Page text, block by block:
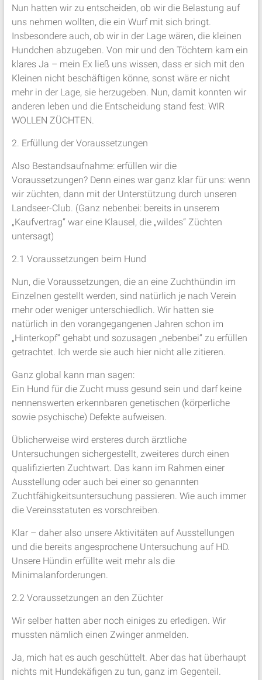
Nun hatten wir zu entscheiden, ob wir die Belastung auf
uns nehmen wollten, die ein Wurf mit sich bringt.
Insbesondere auch, ob wir in der Lage wären, die kleinen
Hundchen abzugeben. Von mir und den Töchtern kam ein
klares Ja – mein Ex ließ uns wissen, dass er sich mit den
Kleinen nicht beschäftigen könne, sonst wäre er nicht
mehr in der Lage, sie herzugeben. Nun, damit konnten wir
anderen leben und die Entscheidung stand fest: WIR
WOLLEN ZÜCHTEN.
2. Erfüllung der Voraussetzungen
Also Bestandsaufnahme: erfüllen wir die
Voraussetzungen? Denn eines war ganz klar für uns: wenn
wir züchten, dann mit der Unterstützung durch unseren
Landseer-Club. (Ganz nebenbei: bereits in unserem
„Kaufvertrag“ war eine Klausel, die „wildes“ Züchten
untersagt)
2.1 Voraussetzungen beim Hund
Nun, die Voraussetzungen, die an eine Zuchthündin im
Einzelnen gestellt werden, sind natürlich je nach Verein
mehr oder weniger unterschiedlich. Wir hatten sie
natürlich in den vorangegangenen Jahren schon im
„Hinterkopf“ gehabt und sozusagen „nebenbei“ zu erfüllen
getrachtet. Ich werde sie auch hier nicht alle zitieren.
Ganz global kann man sagen:
Ein Hund für die Zucht muss gesund sein und darf keine
nennenswerten erkennbaren genetischen (körperliche
sowie psychische) Defekte aufweisen.
Üblicherweise wird ersteres durch ärztliche
Untersuchungen sichergestellt, zweiteres durch einen
qualifizierten Zuchtwart. Das kann im Rahmen einer
Ausstellung oder auch bei einer so genannten
Zuchtfähigkeitsuntersuchung passieren. Wie auch immer
die Vereinsstatuten es vorschreiben.
Klar – daher also unsere Aktivitäten auf Ausstellungen
und die bereits angesprochene Untersuchung auf HD.
Unsere Hündin erfüllte weit mehr als die
Minimalanforderungen.
2.2 Voraussetzungen an den Züchter
Wir selber hatten aber noch einiges zu erledigen. Wir
mussten nämlich einen Zwinger anmelden.
Ja, mich hat es auch geschüttelt. Aber das hat überhaupt
nichts mit Hundekäfigen zu tun, ganz im Gegenteil.